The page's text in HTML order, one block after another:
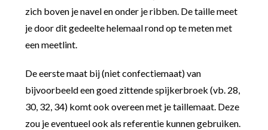
zich boven je navel en onder je ribben. De taille meet
je door dit gedeelte helemaal rond op te meten met
een meetlint.
De eerste maat bij (niet confectiemaat) van
bijvoorbeeld een goed zittende spijkerbroek (vb. 28,
30, 32, 34) komt ook overeen met je taillemaat. Deze
zou je eventueel ook als referentie kunnen gebruiken.